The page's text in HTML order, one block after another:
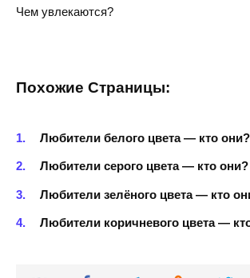
Чем увлекаются?
Похожие Страницы:
Любители белого цвета — кто они?
Любители серого цвета — кто они?
Любители зелёного цвета — кто
Любители коричневого цвета —